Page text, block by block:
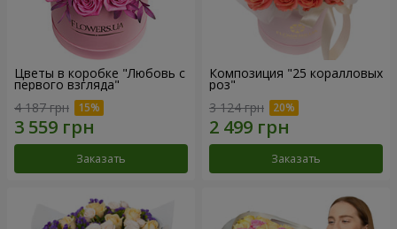
Цветы в коробке "Любовь с
первого взгляда"
4 187 грн
Заказать
Композиция "25 коралловых
роз"
3 124 грн
Заказать